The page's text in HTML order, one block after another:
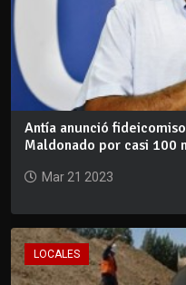
Antía anunció
Maldonado por casi 100
Mar 21 2023
LOCALES